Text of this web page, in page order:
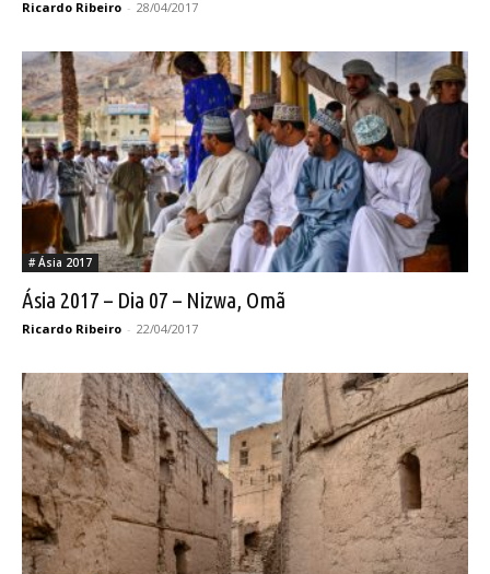
Ricardo Ribeiro - 28/04/2017
# Ásia 2017
Ásia 2017 – Dia 07 – Nizwa, Omã
Ricardo Ribeiro - 22/04/2017